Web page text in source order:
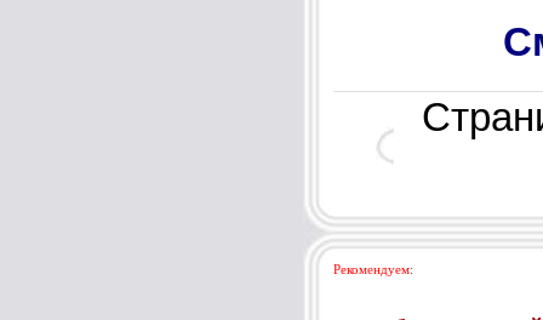
Рекомендуем: